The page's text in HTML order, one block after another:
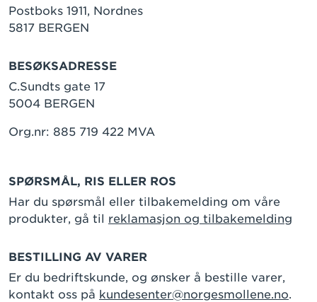
Postboks 1911, Nordnes
5817 BERGEN
BESØKSADRESSE
C.Sundts gate 17
5004 BERGEN
Org.nr: 885 719 422 MVA
SPØRSMÅL, RIS ELLER ROS
Har du spørsmål eller tilbakemelding om våre
produkter, gå til reklamasjon og tilbakemelding
BESTILLING AV VARER
Er du bedriftskunde, og ønsker å bestille varer,
kontakt oss på kundesenter@norgesmollene.no.